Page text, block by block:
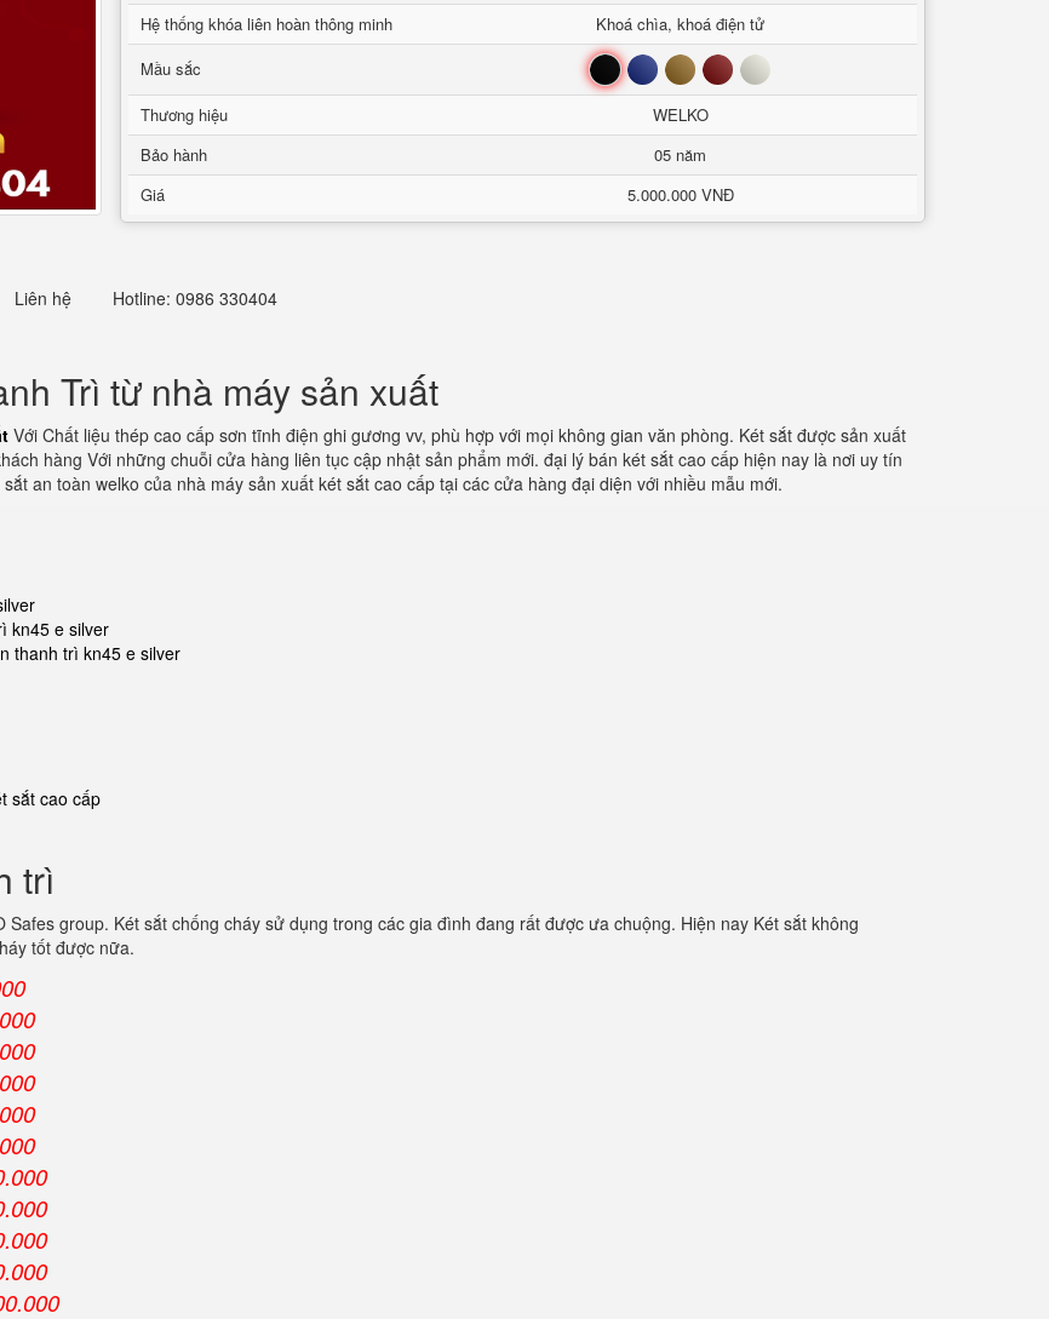
Hệ thống khóa liên hoàn thông minh
Khoá chìa, khoá điện tử
Mầu sắc
Đen Xanh Nâu Đỏ Trắng
Thương hiệu
WELKO
Bảo hành
05 năm
Giá
5.000.000 VNĐ
Liên hệ Hotline: 0986 330404
Trì từ nhà máy sản xuất
Với Chất liệu thép cao cấp sơn tĩnh điện ghi gương vv, phù hợp với mọi không gian văn phòng. Két sắt được sản xuất
hàng Với những chuỗi cửa hàng liên tục cập nhật sản phẩm mới. đại lý bán két sắt cao cấp hiện nay là nơi uy tín
an toàn welko của nhà máy sản xuất két sắt cao cấp tại các cửa hàng đại diện với nhiều mẫu mới.
kn45 e silver
thanh trì kn45 e silver
sắt cao cấp
trì
group. Két sắt chống cháy sử dụng trong các gia đình đang rất được ưa chuộng. Hiện nay Két sắt không
tốt được nữa.